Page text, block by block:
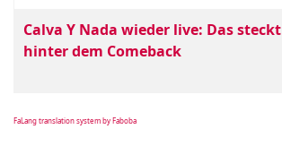
Calva Y Nada wieder live: Das steckt
hinter dem Comeback
FaLang translation system by Faboba